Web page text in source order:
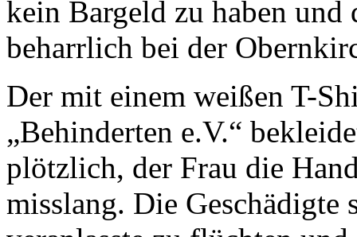
kein Bargeld zu haben
beharrlich bei der
Der mit einem weißen T-
„Behinderten e.V.“
plötzlich, der Frau die
misslang. Die Geschädigte